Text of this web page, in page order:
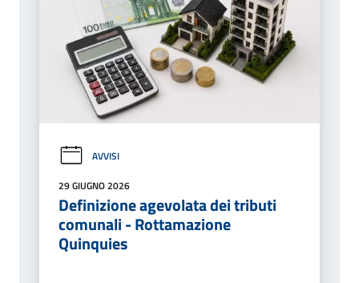
AVVISI
29 GIUGNO 2026
Definizione agevolata dei tributi
comunali - Rottamazione
Quinquies